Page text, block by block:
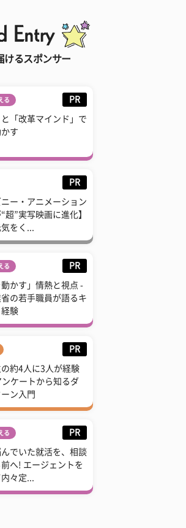
けるスポンサー
る PR
と「改革マインド」で
す
PR
ニー・アニメーション
超”実写映画に進化】
をく...
る PR
動かす」情熱と視点 -
の若手職員が語るキ
経験
PR
約4人に3人が経験
ンケートから知るダ
ン入門
る PR
でいた就活を、相談
前へ! エージェントを
々定...